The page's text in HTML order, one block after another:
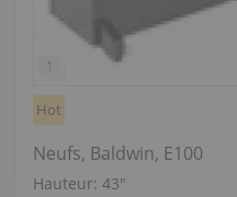
Hot
Neufs, Baldwin, E100
Hauteur: 43″